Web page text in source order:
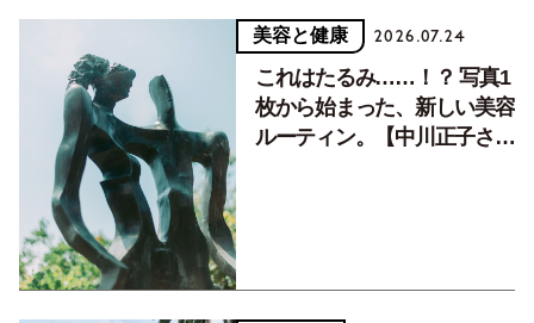
美容と健康 2026.07.24
これはたるみ……！？ 写真1
枚から始まった、新しい美容
ルーティン。【中川正子さん